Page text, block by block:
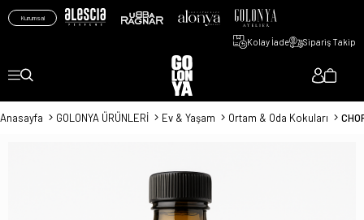
Kurumsal
Kolay İade Sipariş Takip
Anasayfa GOLONYA ÜRÜNLERİ Ev & Yaşam Ortam & Oda Kokuları